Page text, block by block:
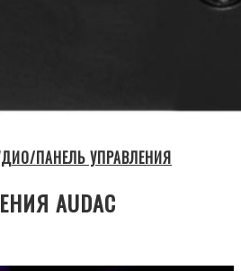
ПАНЕЛЬ УПРАВЛЕНИЯ
AUDAC